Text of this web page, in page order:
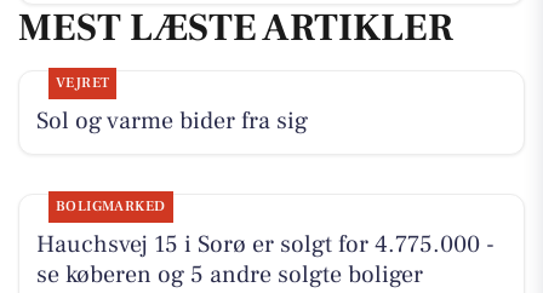
MEST LÆSTE ARTIKLER
VEJRET
Sol og varme bider fra sig
BOLIGMARKED
Hauchsvej 15 i Sorø er solgt for 4.775.000 -
se køberen og 5 andre solgte boliger